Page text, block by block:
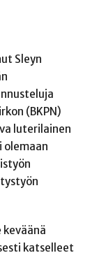
Sleyn
(BKPN)
luterilainen
olemaan
keväänä
katselleet